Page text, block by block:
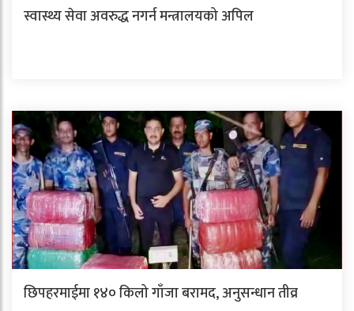
स्वास्थ्य सेवा अवरुद्ध नगर्न मन्त्रालयको अपिल
छिपहरमाईमा १४० किलो गाँजा बरामद, अनुसन्धान तीव्र